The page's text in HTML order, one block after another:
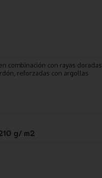
combinación con rayas doradas
reforzadas con argollas
g/ m2